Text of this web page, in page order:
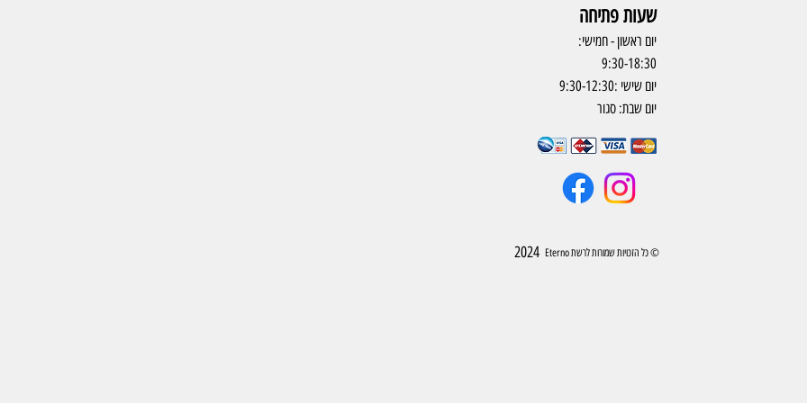
שעות פתיחה
יום ראשון - חמישי:
9:30-18:30
יום שישי :9:30-12:30
יום שבת: סגור
2024 © כל הזכויות שמורות לרשת Eterno